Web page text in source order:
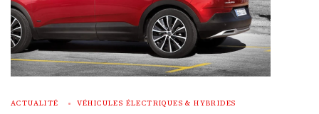
ACTUALITÉ VÉHICULES ÉLECTRIQUES & HYBRIDES